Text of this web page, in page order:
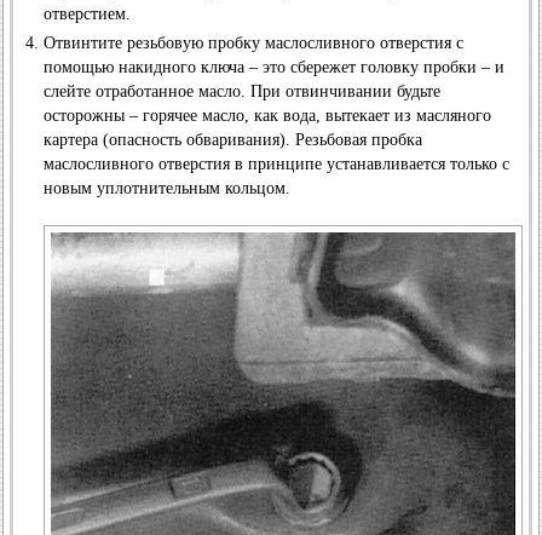
отверстием.
Отвинтите резьбовую пробку маслосливного отверстия с
помощью накидного ключа – это сбережет головку пробки – и
слейте отработанное масло. При отвинчивании будьте
осторожны – горячее масло, как вода, вытекает из масляного
картера (опасность обваривания). Резьбовая пробка
маслосливного отверстия в принципе устанавливается только с
новым уплотнительным кольцом.